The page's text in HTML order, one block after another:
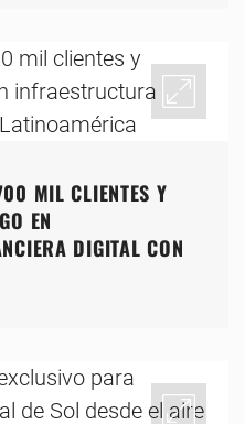
MIL CLIENTES Y
EN
DIGITAL CON